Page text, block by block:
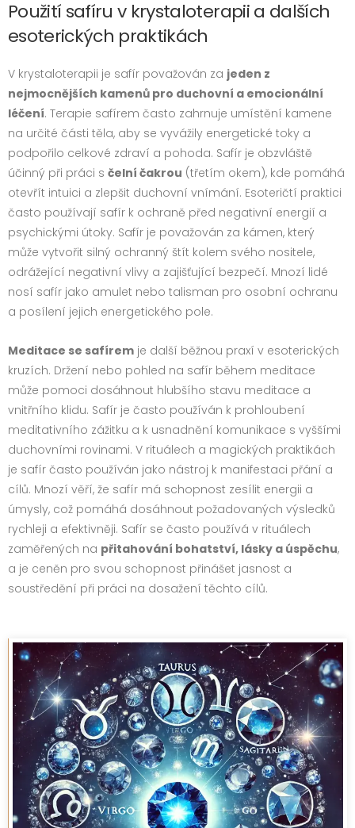
Použití safíru v krystaloterapii a dalších
esoterických praktikách
V krystaloterapii je safír považován za jeden z
nejmocnějších kamenů pro duchovní a emocionální
léčení. Terapie safírem často zahrnuje umístění kamene
na určité části těla, aby se vyvážily energetické toky a
podpořilo celkové zdraví a pohoda. Safír je obzvláště
účinný při práci s čelní čakrou (třetím okem), kde pomáhá
otevřít intuici a zlepšit duchovní vnímání. Esoteričtí praktici
často používají safír k ochraně před negativní energií a
psychickými útoky. Safír je považován za kámen, který
může vytvořit silný ochranný štít kolem svého nositele,
odrážející negativní vlivy a zajišťující bezpečí. Mnozí lidé
nosí safír jako amulet nebo talisman pro osobní ochranu
a posílení jejich energetického pole.
Meditace se safírem je další běžnou praxí v esoterických
kruzích. Držení nebo pohled na safír během meditace
může pomoci dosáhnout hlubšího stavu meditace a
vnitřního klidu. Safír je často používán k prohloubení
meditativního zážitku a k usnadnění komunikace s vyššími
duchovními rovinami. V rituálech a magických praktikách
je safír často používán jako nástroj k manifestaci přání a
cílů. Mnozí věří, že safír má schopnost zesílit energii a
úmysly, což pomáhá dosáhnout požadovaných výsledků
rychleji a efektivněji. Safír se často používá v rituálech
zaměřených na přitahování bohatství, lásky a úspěchu,
a je ceněn pro svou schopnost přinášet jasnost a
soustředění při práci na dosažení těchto cílů.